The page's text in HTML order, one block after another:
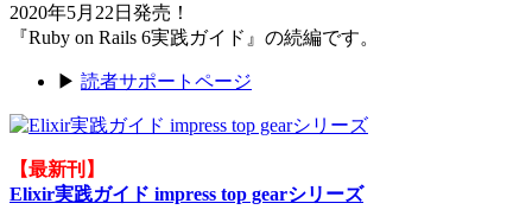
2020年5月22日発売！
『Ruby on Rails 6実践ガイド』の続編です。
▶ 読者サポートページ
【最新刊】
Elixir実践ガイド impress top gearシリーズ